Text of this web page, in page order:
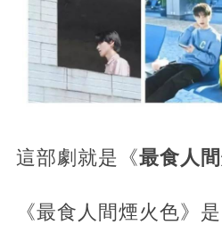
這部劇就是《最食人
《最食人間煙火色》